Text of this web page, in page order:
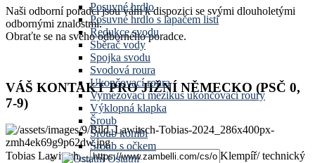
Posuvné hrdlo
Posuvné hrdlo s lapačem listí
Redukce svodu
Sběrač vody
Spojka svodu
Svodová roura
Ukončovací roura
Vymezovací mezikus ukončovací roury
Výklopná klapka
Šroub
Šroub kombi
Šroub s očkem
Ostatní
Naši odborní poradci jsou vám k dispozici se svými dlouholetými
odbornými znalostmi.
Obraťte se na svého odborného poradce.
VÁŠ KONTAKT PRO JIŽNÍ NĚMECKO (PSČ 0,
7-9)
Tobias Lawitsch
Klempíř/ technický